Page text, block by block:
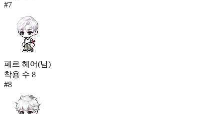
#7
페르 헤어(남)
착용 수 8
#8